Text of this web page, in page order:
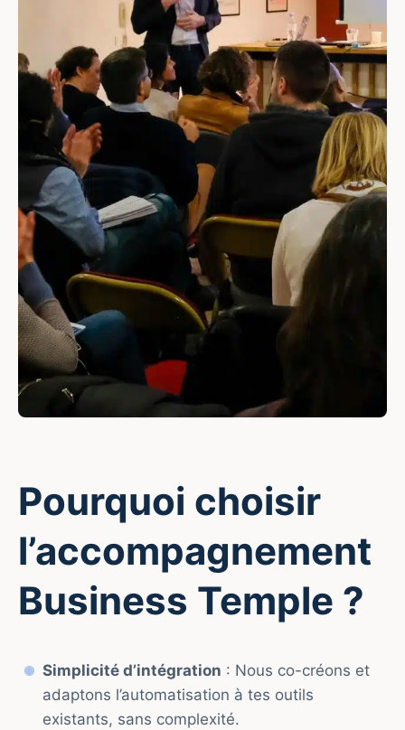
Pourquoi choisir
l’accompagnement
Business Temple ?
Simplicité d’intégration : Nous co-créons et
adaptons l’automatisation à tes outils
existants, sans complexité.